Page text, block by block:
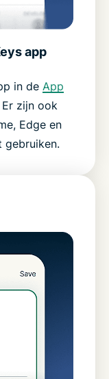
app
in de App
zijn ook
Edge en
gebruiken.